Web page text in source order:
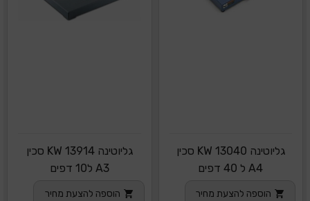
גליוטינה KW 13040 סכין
A4 ל 40 דפים
הוספה להצעת מחיר
גליוטינה KW 13914 סכין
A3 ל10 דפים
הוספה להצעת מחיר